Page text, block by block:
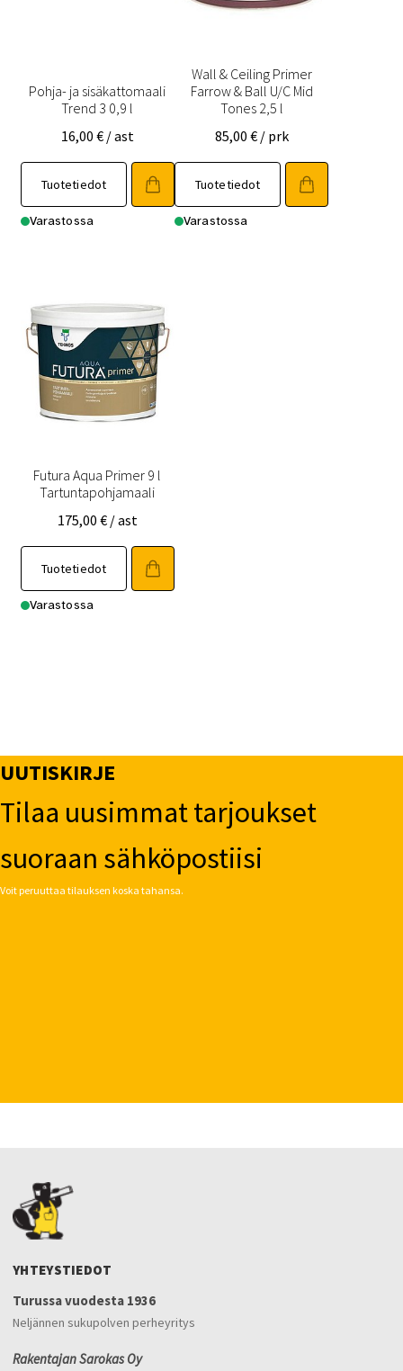
Pohja- ja sisäkattomaali
Trend 3 0,9 l
16,00 € / ast
Tuotetiedot
Varastossa
Wall & Ceiling Primer
Farrow & Ball U/C Mid
Tones 2,5 l
85,00 € / prk
Tuotetiedot
Varastossa
Futura Aqua Primer 9 l
Tartuntapohjamaali
175,00 € / ast
Tuotetiedot
Varastossa
UUTISKIRJE
Tilaa uusimmat tarjoukset
suoraan sähköpostiisi
Voit peruuttaa tilauksen koska tahansa.
YHTEYSTIEDOT
Turussa vuodesta 1936
Neljännen sukupolven perheyritys
Rakentajan Sarokas Oy